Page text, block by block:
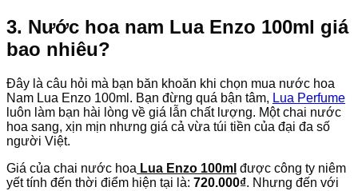
3. Nước hoa nam Lua Enzo 100ml giá
bao nhiêu?
Đây là câu hỏi mà bạn băn khoăn khi chọn mua nước hoa
Nam Lua Enzo 100ml. Bạn đừng quá bận tâm, Lua Perfume
luôn làm bạn hài lòng về giá lẫn chất lượng. Một chai nước
hoa sang, xịn mịn nhưng giá cả vừa túi tiền của đại đa số
người Việt.
Giá của chai nước hoa Lua Enzo 100ml được công ty niêm
yết tính đến thời điểm hiện tại là: 720.000₫. Nhưng đến với